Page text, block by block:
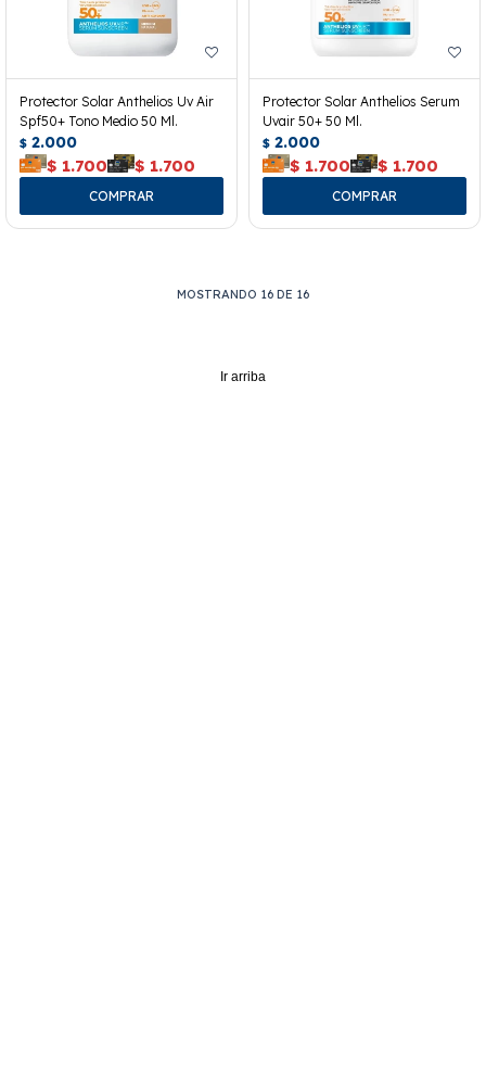
Protector Solar Anthelios Uv Air
Spf50+ Tono Medio 50 Ml.
$ 2.000
$ 1.700 $ 1.700
Protector Solar Anthelios Serum
Uvair 50+ 50 Ml.
$ 2.000
$ 1.700 $ 1.700
MOSTRANDO 16 DE 16
Ir arriba